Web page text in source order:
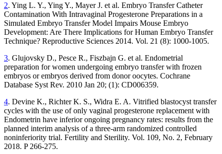
2. Ying L. Y., Ying Y., Mayer J. et al. Embryo Transfer Catheter
Contamination With Intravaginal Progesterone Preparations in a
Simulated Embryo Transfer Model Impairs Mouse Embryo
Development: Are There Implications for Human Embryo Transfer
Technique? Reproductive Sciences 2014. Vol. 21 (8): 1000-1005.
3. Glujovsky D., Pesce R., Fiszbajn G. et al. Endometrial
preparation for women undergoing embryo transfer with frozen
embryos or embryos derived from donor oocytes. Cochrane
Database Syst Rev. 2010 Jan 20; (1): CD006359.
4. Devine K., Richter K. S., Widra E. A. Vitrified blastocyst transfer
cycles with the use of only vaginal progesterone replacement with
Endometrin have inferior ongoing pregnancy rates: results from the
planned interim analysis of a three-arm randomized controlled
noninferiority trial. Fertility and Sterility. Vol. 109, No. 2, February
2018. P 266-275.